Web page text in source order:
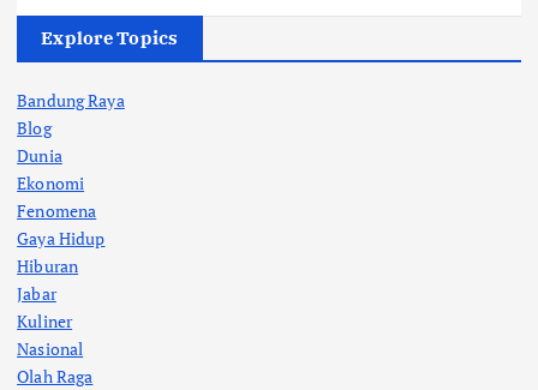
Explore Topics
Bandung Raya
Blog
Dunia
Ekonomi
Fenomena
Gaya Hidup
Hiburan
Jabar
Kuliner
Nasional
Olah Raga